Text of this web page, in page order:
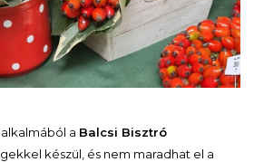
alkalmából a Balcsi Bisztró
készül, és nem maradhat el a